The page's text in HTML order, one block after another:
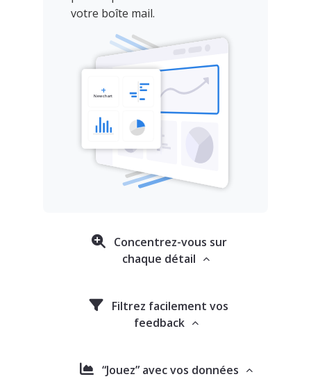
votre boîte mail.
Concentrez-vous sur
chaque détail
Filtrez facilement vos
feedback
“Jouez” avec vos données